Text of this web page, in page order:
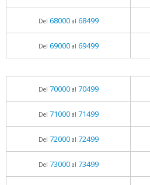
Del 68000al 68499
Del 69000al 69499
Del 70000al 70499
Del 71000al 71499
Del 72000al 72499
Del 73000al 73499